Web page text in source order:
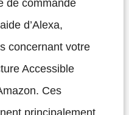
de commande
d’Alexa,
concernant votre
Accessible
Ces
principalement